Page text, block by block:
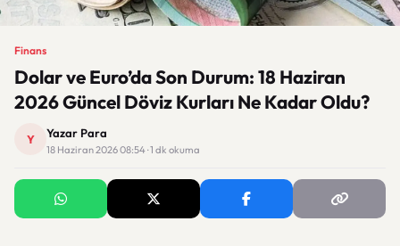
Finans
Dolar ve Euro’da Son Durum: 18 Haziran
2026 Güncel Döviz Kurları Ne Kadar Oldu?
Y Yazar Para
18 Haziran 2026 08:54 · 1 dk okuma